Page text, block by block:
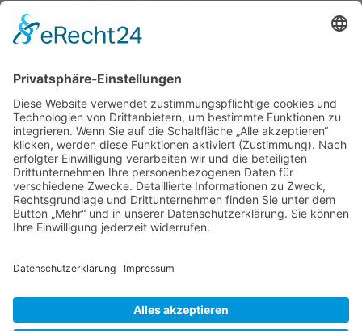
Integrative Paartherapie
Körperorientierte Psychotherapie
Lernberater/in & Lerntherapeut/in
Meditationsleiter/in
Natur- und Erlebnispädagoge/in
Neurolinguistisches Programmieren
NLP-Practitioner
Personality-Coach
Progressive Muskelentspannung nach Jacobson
Reiki
Schamanismus
Suchttherapeut/in
Tai Chi Ch’uan
Tomatis-Methode
Vastu - die indische Lehre vom Wohnen